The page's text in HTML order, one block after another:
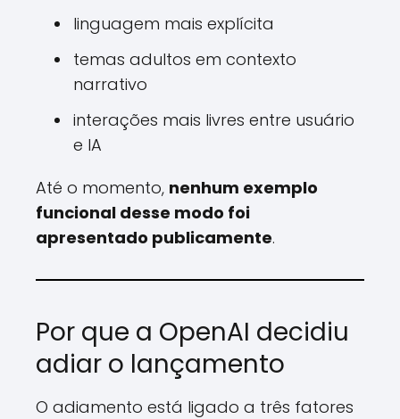
linguagem mais explícita
temas adultos em contexto
narrativo
interações mais livres entre usuário
e IA
Até o momento, nenhum exemplo
funcional desse modo foi
apresentado publicamente.
Por que a OpenAI decidiu
adiar o lançamento
O adiamento está ligado a três fatores